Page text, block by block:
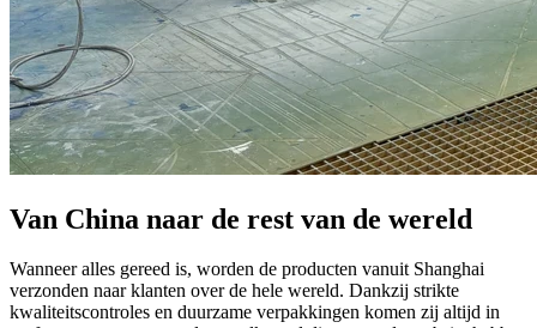
Van China naar de rest van de wereld
Wanneer alles gereed is, worden de producten vanuit Shanghai
verzonden naar klanten over de hele wereld. Dankzij strikte
kwaliteitscontroles en duurzame verpakkingen komen zij altijd in